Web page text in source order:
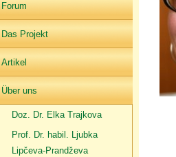
Forum
Das Projekt
Artikel
Über uns
Doz. Dr. Elka Trajkova
Prof. Dr. habil. Ljubka
Lipčeva-Prandževa